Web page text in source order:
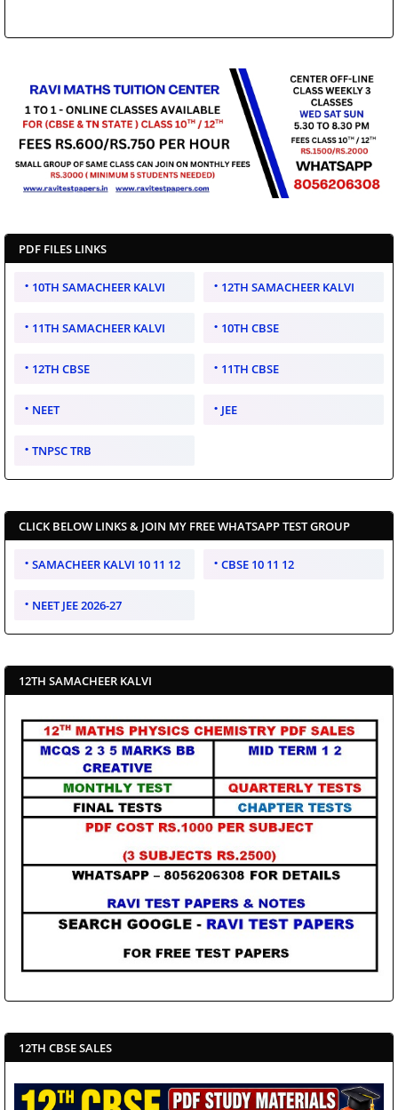
PDF FILES LINKS
10TH SAMACHEER KALVI 12TH SAMACHEER KALVI
11TH SAMACHEER KALVI 10TH CBSE
12TH CBSE 11TH CBSE
NEET JEE
TNPSC TRB
CLICK BELOW LINKS & JOIN MY FREE WHATSAPP TEST GROUP
SAMACHEER KALVI 10 11 12 CBSE 10 11 12
NEET JEE 2026-27
12TH SAMACHEER KALVI
12TH CBSE SALES